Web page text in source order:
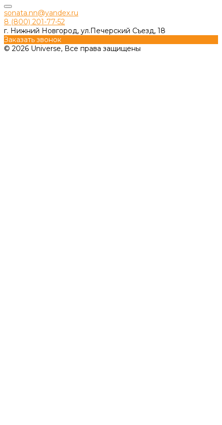
sonata.nn@yandex.ru
8 (800) 201-77-52
г. Нижний Новгород, ул.Печерский Съезд, 18
Заказать звонок
© 2026 Universe, Все права защищены